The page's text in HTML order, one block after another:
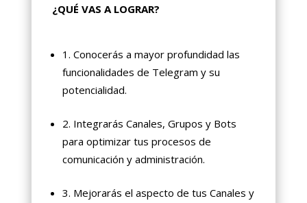
¿QUÉ VAS A LOGRAR?
1. Conocerás a mayor profundidad las
funcionalidades de Telegram y su
potencialidad.
2. Integrarás Canales, Grupos y Bots
para optimizar tus procesos de
comunicación y administración.
3. Mejorarás el aspecto de tus Canales y